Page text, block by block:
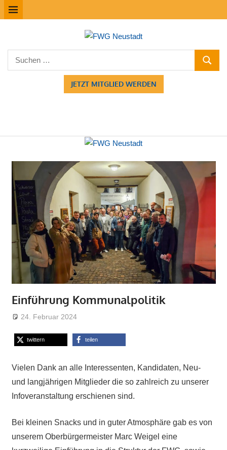
Zum
Inhalt
MENÜ
Neustadt
Suchen
nach:
JETZT MITGLIED WERDEN
Einführung Kommunalpolitik
24. Februar 2024
twittern teilen
Vielen Dank an alle Interessenten, Kandidaten, Neu-
und langjährigen Mitglieder die so zahlreich zu unserer
Infoveranstaltung erschienen sind.
Bei kleinen Snacks und in guter Atmosphäre gab es von
unserem Oberbürgermeister Marc Weigel eine